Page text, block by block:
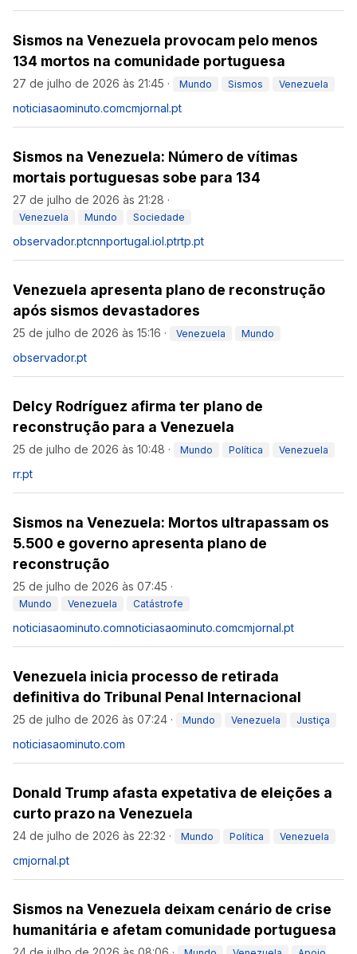
Sismos na Venezuela provocam pelo menos
134 mortos na comunidade portuguesa
27 de julho de 2026 às 21:45 · Mundo Sismos Venezuela
noticiasaominuto.comcmjornal.pt
Sismos na Venezuela: Número de vítimas
mortais portuguesas sobe para 134
27 de julho de 2026 às 21:28 ·
Venezuela Mundo Sociedade
observador.ptcnnportugal.iol.ptrtp.pt
Venezuela apresenta plano de reconstrução
após sismos devastadores
25 de julho de 2026 às 15:16 · Venezuela Mundo
observador.pt
Delcy Rodríguez afirma ter plano de
reconstrução para a Venezuela
25 de julho de 2026 às 10:48 · Mundo Política Venezuela
rr.pt
Sismos na Venezuela: Mortos ultrapassam os
5.500 e governo apresenta plano de
reconstrução
25 de julho de 2026 às 07:45 ·
Mundo Venezuela Catástrofe
noticiasaominuto.comnoticiasaominuto.comcmjornal.pt
Venezuela inicia processo de retirada
definitiva do Tribunal Penal Internacional
25 de julho de 2026 às 07:24 · Mundo Venezuela Justiça
noticiasaominuto.com
Donald Trump afasta expetativa de eleições a
curto prazo na Venezuela
24 de julho de 2026 às 22:32 · Mundo Política Venezuela
cmjornal.pt
Sismos na Venezuela deixam cenário de crise
humanitária e afetam comunidade portuguesa